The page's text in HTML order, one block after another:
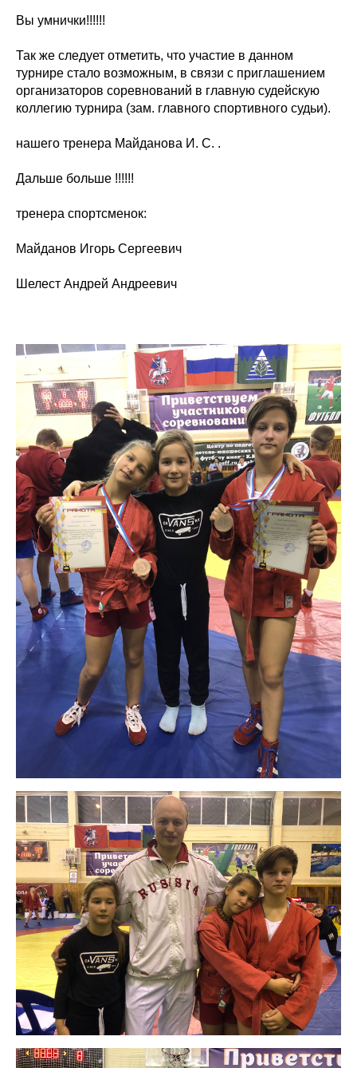
Вы умнички!!!!!!
Так же следует отметить, что участие в данном
турнире стало возможным, в связи с приглашением
организаторов соревнований в главную судейскую
коллегию турнира (зам. главного спортивного судьи).
нашего тренера Майданова И. С. .
Дальше больше !!!!!!
тренера спортсменок:
Майданов Игорь Сергеевич
Шелест Андрей Андреевич